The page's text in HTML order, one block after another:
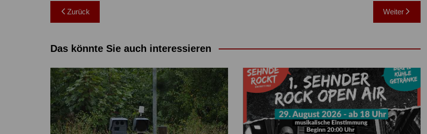
Beitragsnavigation
Zurück Weiter
Das könnte Sie auch interessieren